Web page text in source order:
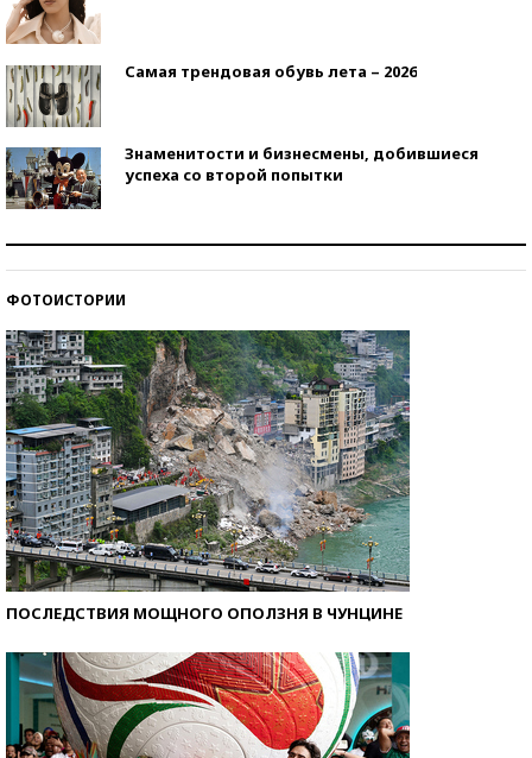
Самая трендовая обувь лета – 2026
Знаменитости и бизнесмены, добившиеся
успеха со второй попытки
ФОТОИСТОРИИ
ПОСЛЕДСТВИЯ МОЩНОГО ОПОЛЗНЯ В ЧУНЦИНЕ